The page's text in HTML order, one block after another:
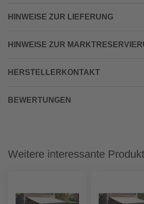
HINWEISE ZUR LIEFERUNG
HINWEISE ZUR
HERSTELLERKONTAKT
BEWERTUNGEN
Weitere interessante